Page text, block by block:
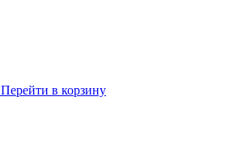
Перейти в корзину